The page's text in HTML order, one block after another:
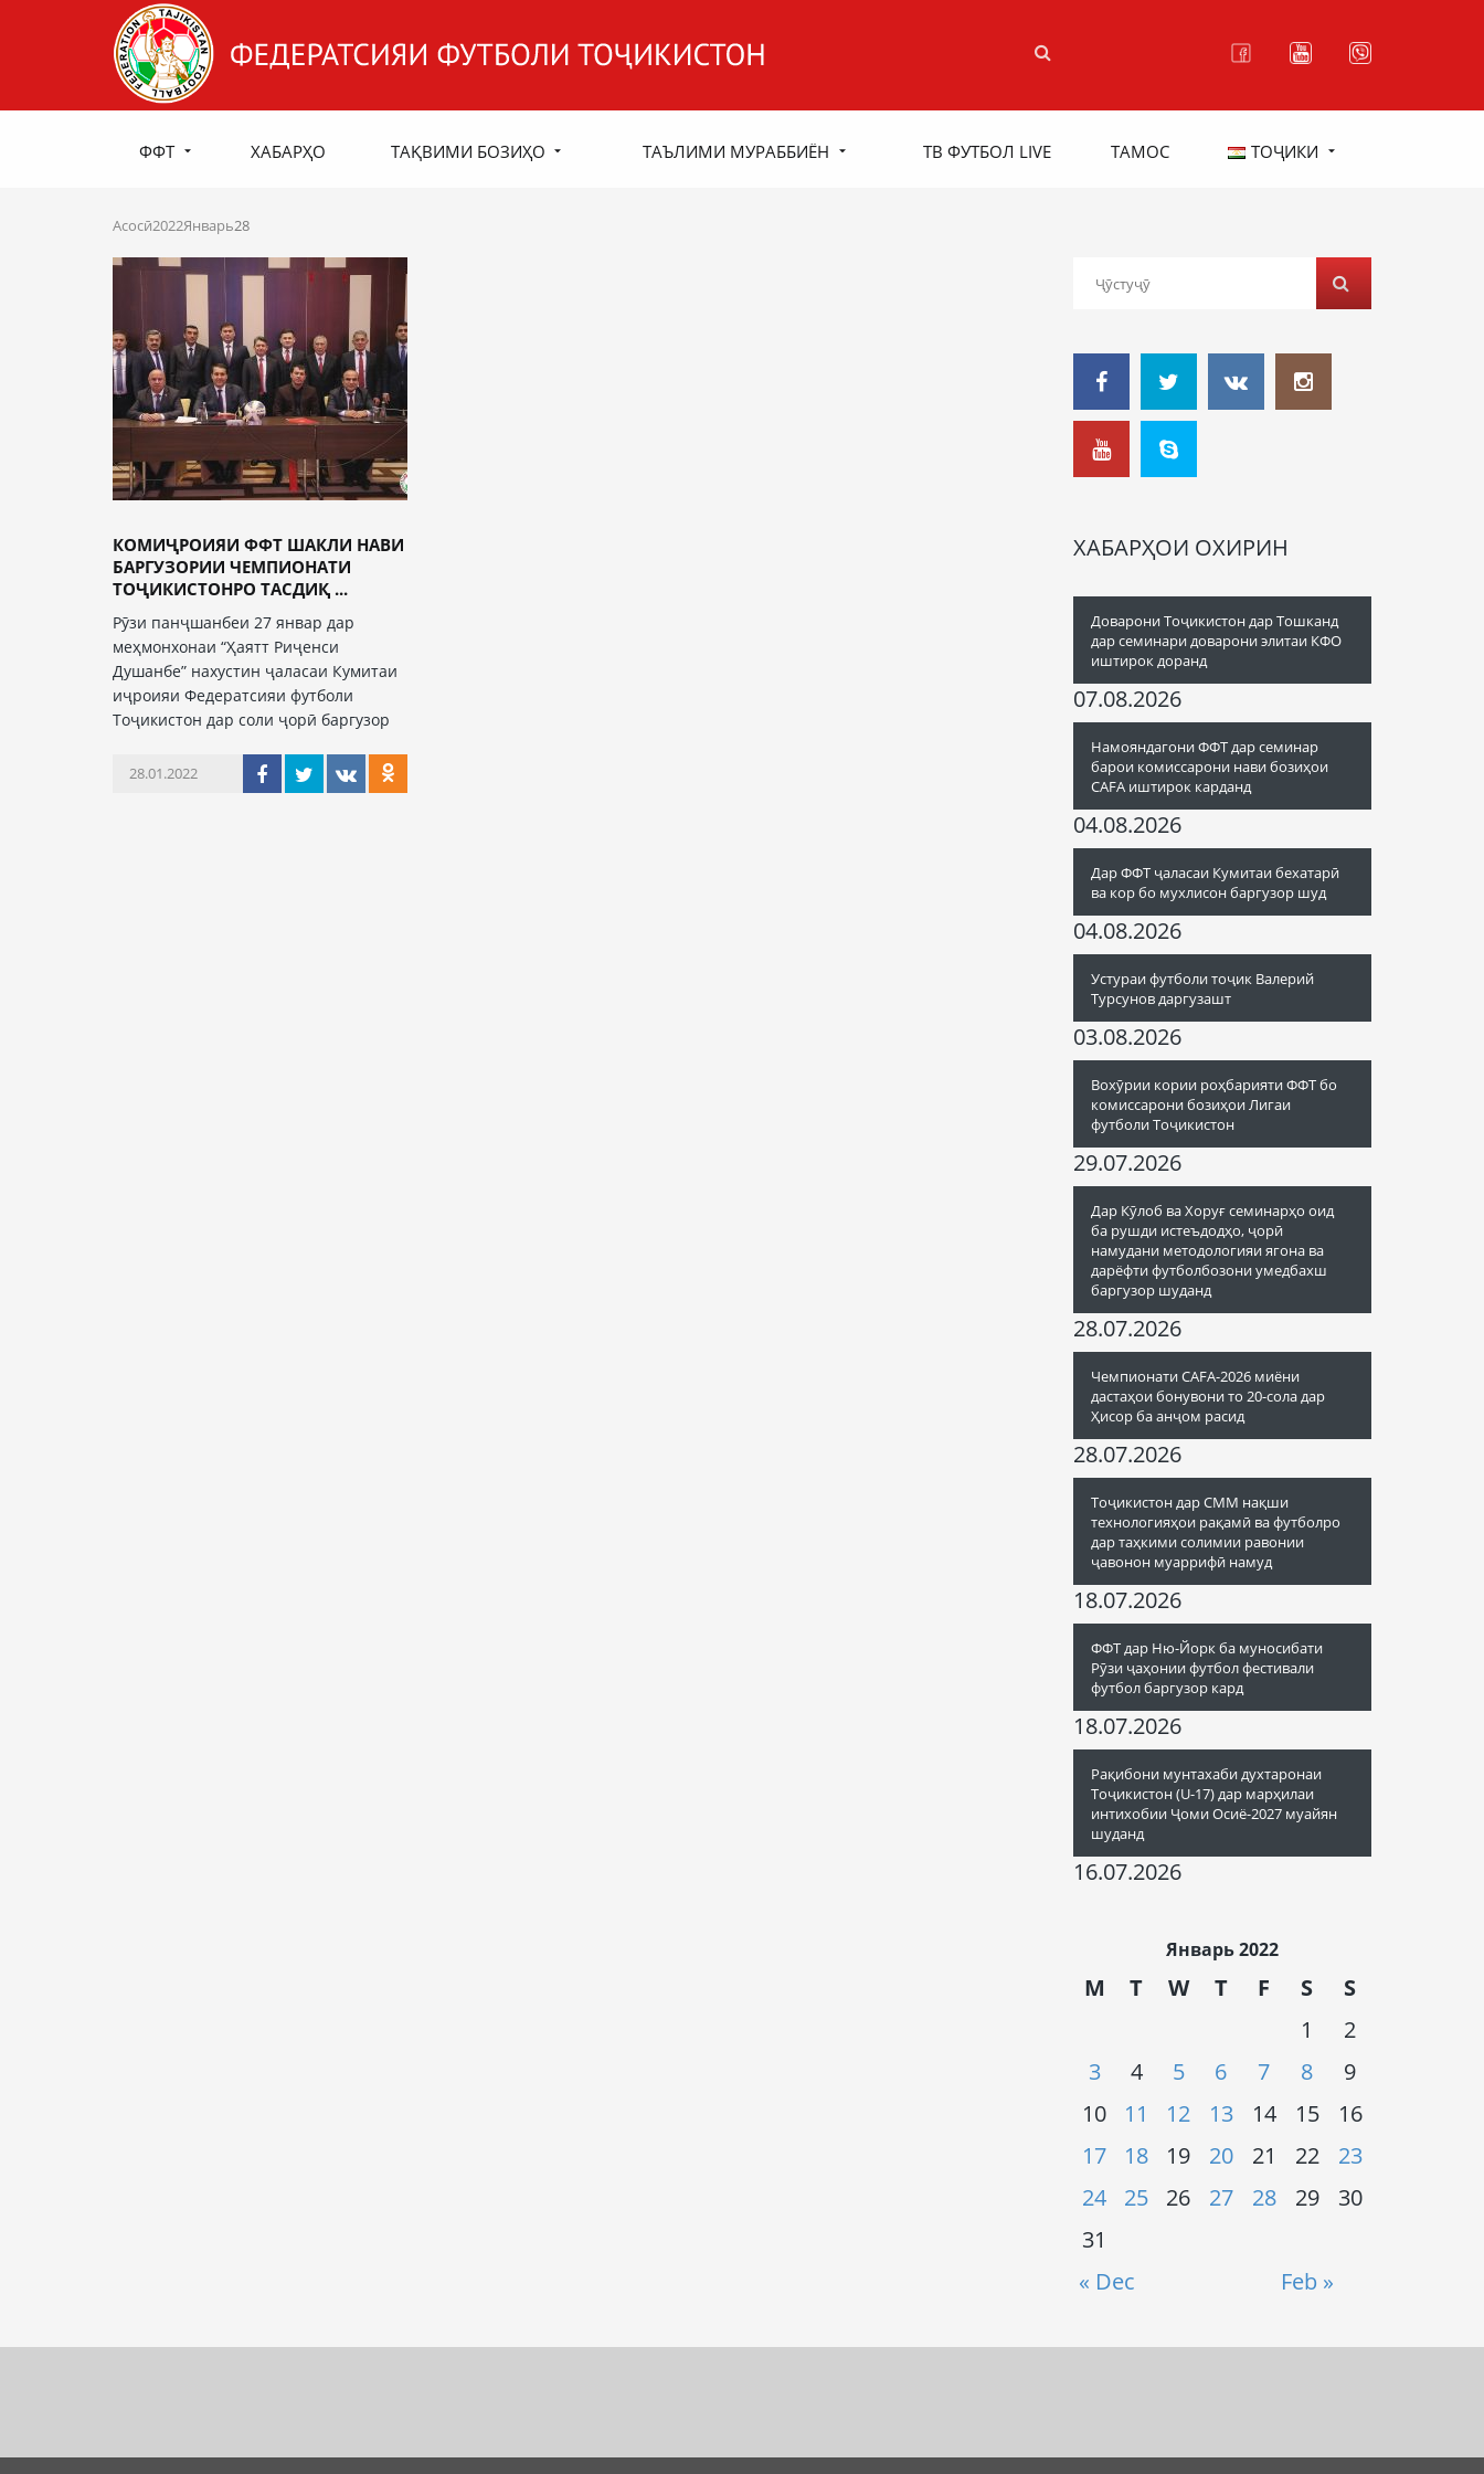
ФФТ ХАБАРҲО ТАҚВИМИ БОЗИҲО ТАЪЛИМИ МУРАББИЁН ТВ ФУТБОЛ LIVE ТАМОС ТОҶИКИ
Асосӣ2022Январь28
КОМИҶРОИЯИ ФФТ ШАКЛИ НАВИ
БАРГУЗОРИИ ЧЕМПИОНАТИ
ТОҶИКИСТОНРО ТАСДИҚ ...
Рӯзи панҷшанбеи 27 январ дар
меҳмонхонаи “Ҳаятт Риҷенси
Душанбе” нахустин ҷаласаи Кумитаи
иҷроияи Федератсияи футболи
Тоҷикистон дар соли ҷорӣ баргузор
28.01.2022
ХАБАРҲОИ ОХИРИН
Доварони Тоҷикистон дар Тошканд
дар семинари доварони элитаи КФО
иштирок доранд
07.08.2026
Намояндагони ФФТ дар семинар
барои комиссарони нави бозиҳои
CAFA иштирок карданд
04.08.2026
Дар ФФТ ҷаласаи Кумитаи бехатарӣ
ва кор бо мухлисон баргузор шуд
04.08.2026
Устураи футболи тоҷик Валерий
Турсунов даргузашт
03.08.2026
Вохӯрии кории роҳбарияти ФФТ бо
комиссарони бозиҳои Лигаи
футболи Тоҷикистон
29.07.2026
Дар Кӯлоб ва Хоруғ семинарҳо оид
ба рушди истеъдодҳо, ҷорӣ
намудани методологияи ягона ва
дарёфти футболбозони умедбахш
баргузор шуданд
28.07.2026
Чемпионати CAFA-2026 миёни
дастаҳои бонувони то 20-сола дар
Ҳисор ба анҷом расид
28.07.2026
Тоҷикистон дар СММ нақши
технологияҳои рақамӣ ва футболро
дар таҳкими солимии равонии
ҷавонон муаррифӣ намуд
18.07.2026
ФФТ дар Ню-Йорк ба муносибати
Рӯзи ҷаҳонии футбол фестивали
футбол баргузор кард
18.07.2026
Рақибони мунтахаби духтаронаи
Тоҷикистон (U-17) дар марҳилаи
интихобии Ҷоми Осиё-2027 муайян
шуданд
16.07.2026
Январь 2022
M T W T F S S
« Dec Feb »
1
2
3
4 5 6 7 8
9
10
11 12 13 14 15
16
17
18 19 20 21 22
23
24
25 26 27 28 29
30
31